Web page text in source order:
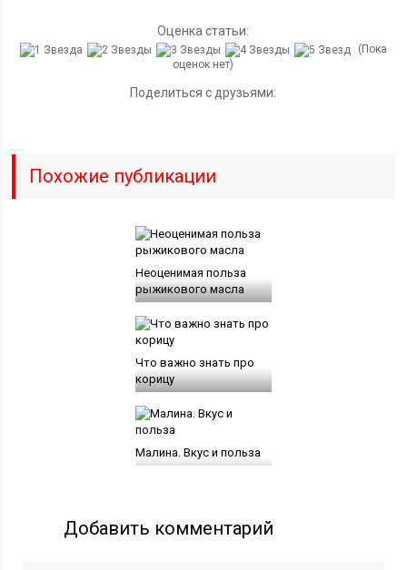
Оценка статьи:
(Пока
оценок нет)
Поделиться с друзьями:
Похожие публикации
Неоценимая польза
рыжикового масла
Что важно знать про
корицу
Малина. Вкус и польза
Добавить комментарий